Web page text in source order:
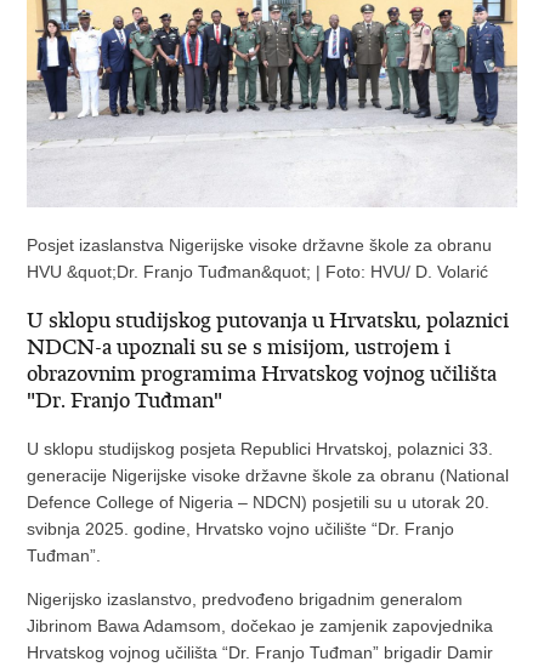
Posjet izaslanstva Nigerijske visoke državne škole za obranu
HVU &quot;Dr. Franjo Tuđman&quot; | Foto: HVU/ D. Volarić
U sklopu studijskog putovanja u Hrvatsku, polaznici
NDCN-a upoznali su se s misijom, ustrojem i
obrazovnim programima Hrvatskog vojnog učilišta
"Dr. Franjo Tuđman"
U sklopu studijskog posjeta Republici Hrvatskoj, polaznici 33.
generacije Nigerijske visoke državne škole za obranu (National
Defence College of Nigeria – NDCN) posjetili su u utorak 20.
svibnja 2025. godine, Hrvatsko vojno učilište “Dr. Franjo
Tuđman”.
Nigerijsko izaslanstvo, predvođeno brigadnim generalom
Jibrinom Bawa Adamsom, dočekao je zamjenik zapovjednika
Hrvatskog vojnog učilišta “Dr. Franjo Tuđman” brigadir Damir